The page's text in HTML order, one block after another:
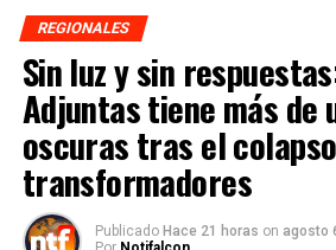
REGIONALES
Sin luz y sin
Adjuntas tiene más de
oscuras tras el
transformadores
Publicado Hace 21 horas on agosto